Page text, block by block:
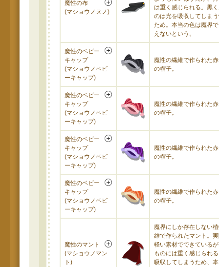
魔性の布
(マショウノヌノ)
は重く感じられる。黒
のは光を吸収してしま
ため。本当の色は魔界
えないという。
魔性のベビー
キャップ
(マショウノベビ
ーキャップ)
魔性の繊維で作られた
の帽子。
魔性のベビー
キャップ
(マショウノベビ
ーキャップ)
魔性の繊維で作られた
の帽子。
魔性のベビー
キャップ
(マショウノベビ
ーキャップ)
魔性の繊維で作られた
の帽子。
魔性のベビー
キャップ
(マショウノベビ
ーキャップ)
魔性の繊維で作られた
の帽子。
魔性のマント
(マショウノマン
ト)
魔界にしか存在しない
維で作られたマント。
軽い素材でできている
ものには重く感じられ
吸収してしまうため、